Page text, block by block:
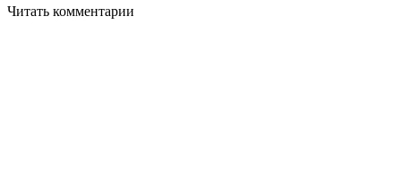
Читать комментарии